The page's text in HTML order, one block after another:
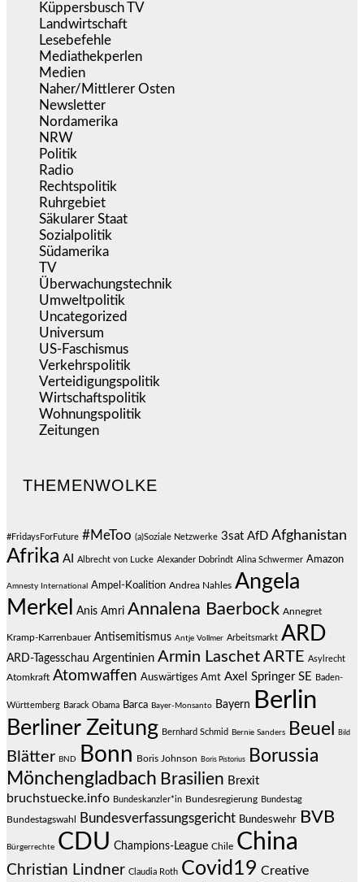
Küppersbusch TV
Landwirtschaft
Lesebefehle
Mediathekperlen
Medien
Naher/Mittlerer Osten
Newsletter
Nordamerika
NRW
Politik
Radio
Rechtspolitik
Ruhrgebiet
Säkularer Staat
Sozialpolitik
Südamerika
TV
Überwachungstechnik
Umweltpolitik
Uncategorized
Universum
US-Faschismus
Verkehrspolitik
Verteidigungspolitik
Wirtschaftspolitik
Wohnungspolitik
Zeitungen
THEMENWOLKE
#FridaysForFuture #MeToo (a)Soziale Netzwerke 3sat AfD Afghanistan
Afrika AI Albrecht von Lucke Alexander Dobrindt Alina Schwermer Amazon
Amnesty International Ampel-Koalition Andrea Nahles Angela
Merkel
Anis Amri Annalena Baerbock Annegret
Kramp-Karrenbauer Antisemitismus Antje Vollmer Arbeitsmarkt ARD
ARD-Tagesschau Argentinien Armin Laschet ARTE Asylrecht
Atomkraft Atomwaffen Auswärtiges Amt Axel Springer SE Baden-
Württemberg Barack Obama Barca Bayer-Monsanto Bayern Berlin
Berliner Zeitung Bernhard Schmid Bernie Sanders Beuel Bild
Blätter BND Bonn Boris Johnson Boris Pistorius
Borussia
Mönchengladbach Brasilien Brexit
bruchstuecke.info Bundeskanzler*in Bundesregierung Bundestag
Bundestagswahl Bundesverfassungsgericht Bundeswehr BVB
Bürgerrechte CDU Champions-League Chile China
Christian Lindner Claudia Roth Covid19 Creative